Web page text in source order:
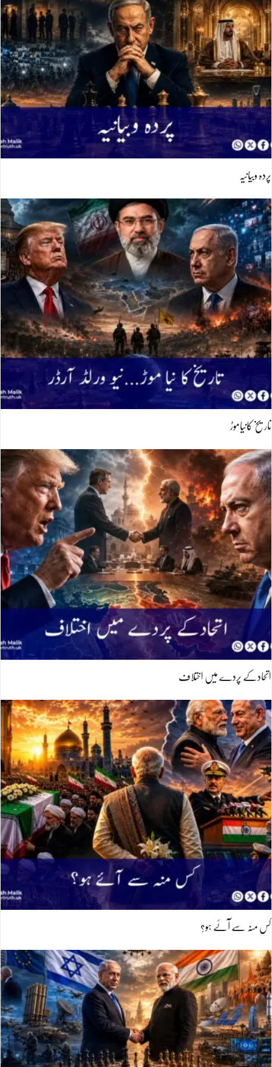
پردہ وبیانیہ
تاریخ کانیاموڑ
اتحادکے پردے میں اختلاف
کس منہ سے آئے ہو؟